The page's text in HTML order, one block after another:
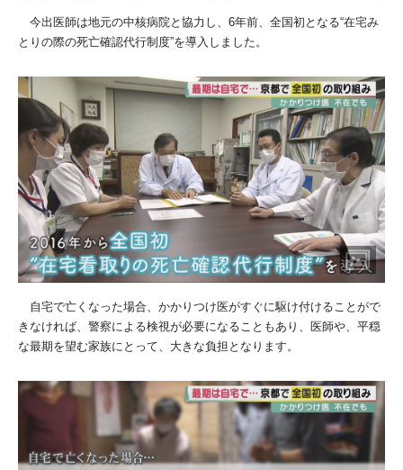
今出医師は地元の中核病院と協力し、 6年前、全国初となる“在宅み
とりの際の死亡確認代行制度”を導入しました。
自宅で亡くなった場合、かかりつけ医がすぐに駆け付けることがで
きなければ、警察による検視が必要になることもあり、医師や、平穏
な最期を望む家族にとって、大きな負担となります。